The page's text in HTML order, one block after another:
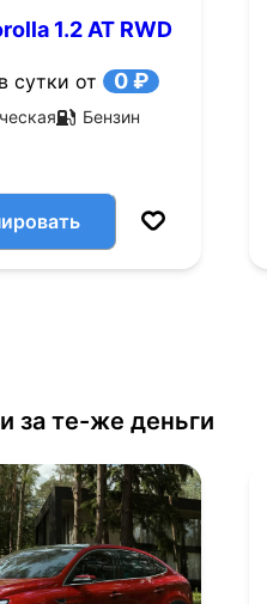
1.2 AT RWD
сутки от 0 ₽
Бензин
за те-же деньги